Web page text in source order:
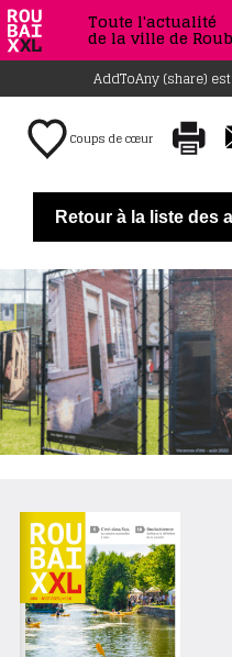
Toute l'actualité
de la ville de
AddToAny (share)
Coups de cœur
Retour à la liste des